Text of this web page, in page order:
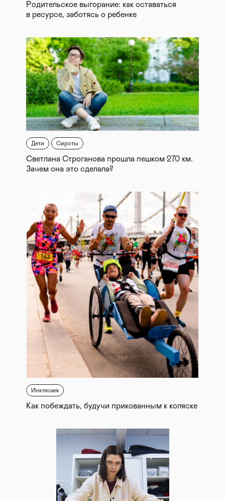
Родительское выгорание: как оставаться
в ресурсе, заботясь о ребенке
Дети Сироты
Светлана Строганова прошла пешком 270 км.
Зачем она это сделала?
Инклюзия
Как побеждать, будучи прикованным к коляске